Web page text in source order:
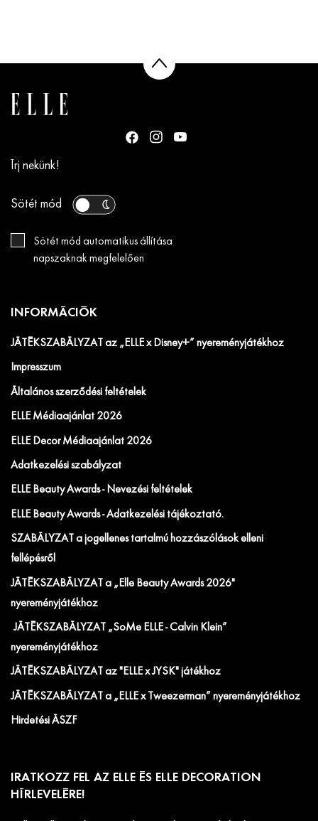
Írj nekünk!
Sötét mód
Sötét mód automatikus állítása
napszaknak megfelelően
INFORMÁCIÓK
JÁTÉKSZABÁLYZAT az „ELLE x Disney+” nyereményjátékhoz
Impresszum
Általános szerződési feltételek
ELLE Médiaajánlat 2026
ELLE Decor Médiaajánlat 2026
Adatkezelési szabályzat
ELLE Beauty Awards - Nevezési feltételek
ELLE Beauty Awards - Adatkezelési tájékoztató.
SZABÁLYZAT a jogellenes tartalmú hozzászólások elleni
fellépésről
JÁTÉKSZABÁLYZAT a „Elle Beauty Awards 2026"
nyereményjátékhoz
JÁTÉKSZABÁLYZAT „SoMe ELLE - Calvin Klein”
nyereményjátékhoz
JÁTÉKSZABÁLYZAT az "ELLE x JYSK" játékhoz
JÁTÉKSZABÁLYZAT a „ELLE x Tweezerman” nyereményjátékhoz
Hirdetési ÁSZF
IRATKOZZ FEL AZ ELLE ÉS ELLE DECORATION
HÍRLEVELÉRE!